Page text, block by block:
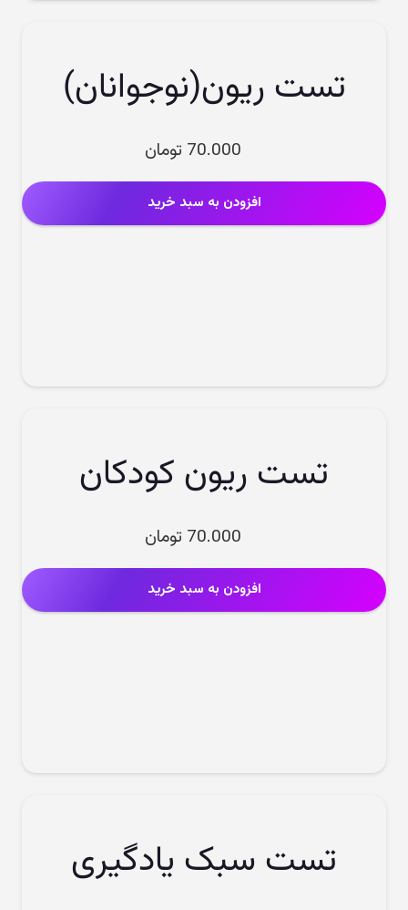
تست ریون(نوجوانان)
70.000 تومان
افزودن به سبد خرید
تست ریون کودکان
70.000 تومان
افزودن به سبد خرید
تست سبک یادگیری